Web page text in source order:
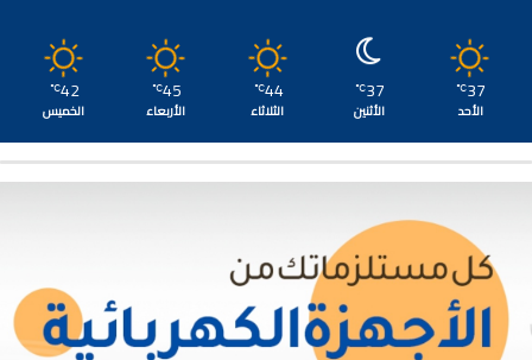
37
℃
الأحد
37
℃
الأثنين
44
℃
الثلاثاء
45
℃
الأربعاء
42
℃
الخميس